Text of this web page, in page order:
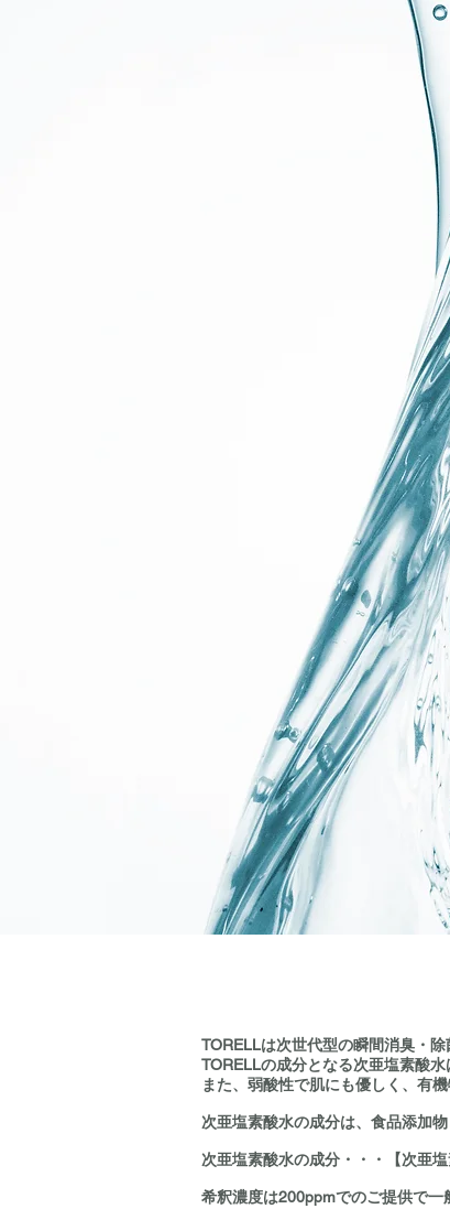
TORELLは次世代型の瞬間消臭・除
TORELLの成分となる次亜塩素酸
また、弱酸性で肌にも優しく、有
次亜塩素酸水の成分は、食品添加
次亜塩素酸水の成分・・・【次亜
希釈濃度は200ppmでのご提供で一